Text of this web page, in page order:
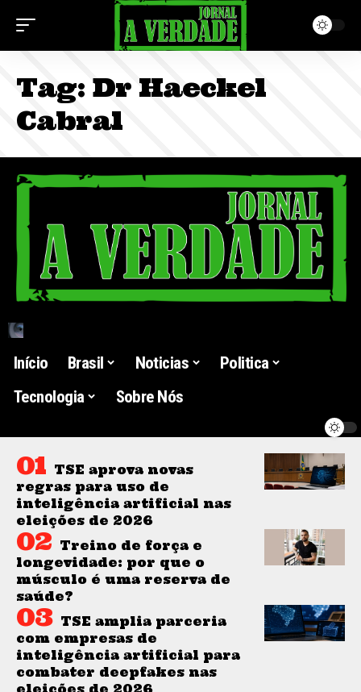
Tag: Dr Haeckel
Cabral
Início Brasil Noticias
Politica
Tecnologia
Sobre Nós
TSE aprova novas
regras para uso de
inteligência artificial nas
eleições de 2026
Treino de força e
longevidade: por que o
músculo é uma reserva de
saúde?
TSE amplia parceria
com empresas de
inteligência artificial para
combater deepfakes nas